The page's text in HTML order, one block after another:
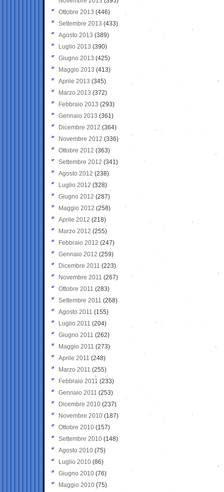
Ottobre 2013 (446)
Settembre 2013 (433)
Agosto 2013 (389)
Luglio 2013 (390)
Giugno 2013 (425)
Maggio 2013 (413)
Aprile 2013 (345)
Marzo 2013 (372)
Febbraio 2013 (293)
Gennaio 2013 (361)
Dicembre 2012 (364)
Novembre 2012 (336)
Ottobre 2012 (363)
Settembre 2012 (341)
Agosto 2012 (238)
Luglio 2012 (328)
Giugno 2012 (287)
Maggio 2012 (258)
Aprile 2012 (218)
Marzo 2012 (255)
Febbraio 2012 (247)
Gennaio 2012 (259)
Dicembre 2011 (223)
Novembre 2011 (267)
Ottobre 2011 (283)
Settembre 2011 (268)
Agosto 2011 (155)
Luglio 2011 (204)
Giugno 2011 (262)
Maggio 2011 (273)
Aprile 2011 (248)
Marzo 2011 (255)
Febbraio 2011 (233)
Gennaio 2011 (253)
Dicembre 2010 (237)
Novembre 2010 (187)
Ottobre 2010 (157)
Settembre 2010 (148)
Agosto 2010 (75)
Luglio 2010 (86)
Giugno 2010 (76)
Maggio 2010 (75)